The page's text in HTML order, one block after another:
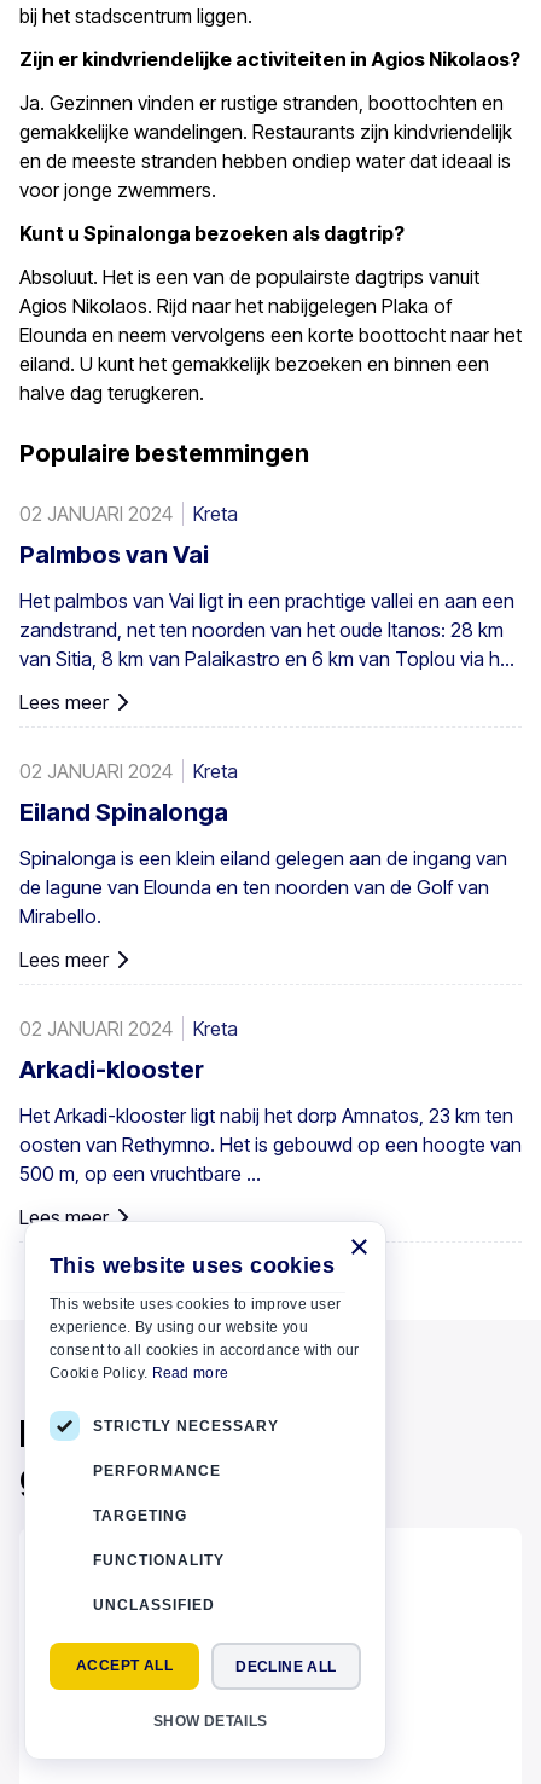
bij het stadscentrum liggen.
Zijn er kindvriendelijke activiteiten in Agios Nikolaos?
Ja. Gezinnen vinden er rustige stranden, boottochten en
gemakkelijke wandelingen. Restaurants zijn kindvriendelijk
en de meeste stranden hebben ondiep water dat ideaal is
voor jonge zwemmers.
Kunt u Spinalonga bezoeken als dagtrip?
Absoluut. Het is een van de populairste dagtrips vanuit
Agios Nikolaos. Rijd naar het nabijgelegen Plaka of
Elounda en neem vervolgens een korte boottocht naar het
eiland. U kunt het gemakkelijk bezoeken en binnen een
halve dag terugkeren.
Populaire bestemmingen
02 JANUARI 2024 Kreta
Palmbos van Vai
Het palmbos van Vai ligt in een prachtige vallei en aan een
zandstrand, net ten noorden van het oude Itanos: 28 km
van Sitia, 8 km van Palaikastro en 6 km van Toplou via hun
en bestaat uit inheemse Theophrastus-palmen – de
heel Europa. Een voldoende groot bestand bestaat in
Preveli, met kleinere groepen elders, bijvoorbeeld bij Agios
Nikitas. De palm komt ook hier en daar voor op de
zuidwestelijke Egeïsche eilanden, Cyprus en in Turkije.
Lees meer
02 JANUARI 2024 Kreta
Eiland Spinalonga
Spinalonga is een klein eiland gelegen aan de ingang van
de lagune van Elounda en ten noorden van de Golf van
Mirabello.
Lees meer
02 JANUARI 2024 Kreta
Arkadi-klooster
Het Arkadi-klooster ligt nabij het dorp Amnatos, 23 km ten
oosten van Rethymno. Het is gebouwd op een hoogte van
500 m, op een vruchtbare ...
Lees meer
Mogelijk bent u ook
geïnteresseerd in
×
This website uses cookies
This website uses cookies to improve user
experience. By using our website you
consent to all cookies in accordance with our
Cookie Policy. Read more
STRICTLY NECESSARY
PERFORMANCE
TARGETING
FUNCTIONALITY
UNCLASSIFIED
ACCEPT ALL DECLINE ALL
SHOW DETAILS